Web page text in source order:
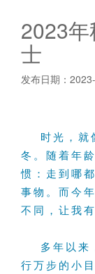
2023
士
发布日期：
时光，就
冬。随着年
惯：走到哪
事物。而今
不同，让我
多年以来
行万步的小